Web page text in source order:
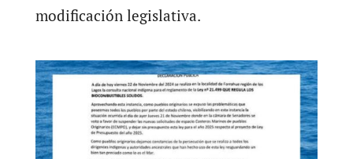
modificación legislativa.